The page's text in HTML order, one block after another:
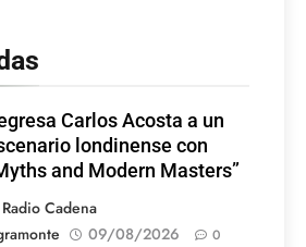
Carlos Acosta a un
londinense con
and Modern Masters”
Radio Cadena
09/08/2026 0